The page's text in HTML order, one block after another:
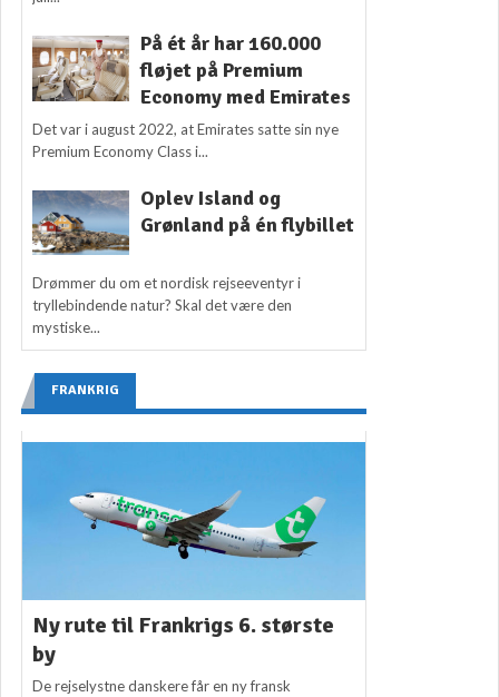
På ét år har 160.000
fløjet på Premium
Economy med Emirates
Det var i august 2022, at Emirates satte sin nye
Premium Economy Class i...
Oplev Island og
Grønland på én flybillet
Drømmer du om et nordisk rejseeventyr i
tryllebindende natur? Skal det være den
mystiske...
FRANKRIG
Ny rute til Frankrigs 6. største
by
De rejselystne danskere får en ny fransk